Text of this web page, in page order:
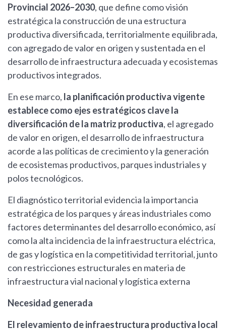
Provincial 2026–2030, que define como visión
estratégica la construcción de una estructura
productiva diversificada, territorialmente equilibrada,
con agregado de valor en origen y sustentada en el
desarrollo de infraestructura adecuada y ecosistemas
productivos integrados.
En ese marco, la planificación productiva vigente
establece como ejes estratégicos clave la
diversificación de la matriz productiva, el agregado
de valor en origen, el desarrollo de infraestructura
acorde a las políticas de crecimiento y la generación
de ecosistemas productivos, parques industriales y
polos tecnológicos.
El diagnóstico territorial evidencia la importancia
estratégica de los parques y áreas industriales como
factores determinantes del desarrollo económico, así
como la alta incidencia de la infraestructura eléctrica,
de gas y logística en la competitividad territorial, junto
con restricciones estructurales en materia de
infraestructura vial nacional y logística externa
Necesidad generada
El relevamiento de infraestructura productiva local